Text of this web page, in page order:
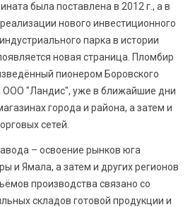
была поставлена в 2012 г., а в
нового инвестиционного
парка в истории
новая страница. Пломбир
пионером Боровского
ООО "Ландис", уже в ближайшие дни
города и района, а затем и
сетей.
– освоение рынков юга
и Ямала, а затем и других регионов
производства связано со
складов готовой продукции и